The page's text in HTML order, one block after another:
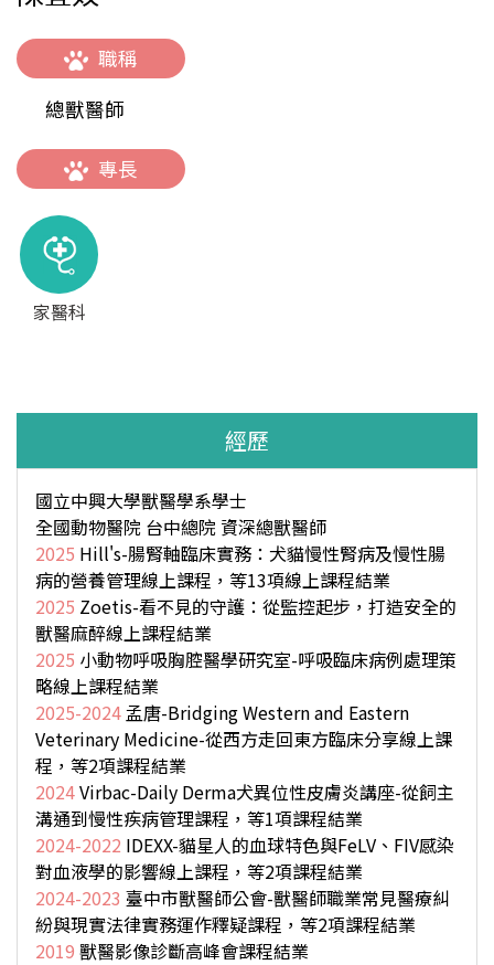
職稱
總獸醫師
專長
家醫科
經歷
國立中興大學獸醫學系學士
全國動物醫院 台中總院 資深總獸醫師
2025 Hill's-腸腎軸臨床實務：犬貓慢性腎病及慢性腸
病的營養管理線上課程，等13項線上課程結業
2025 Zoetis-看不見的守護：從監控起步，打造安全的
獸醫麻醉線上課程結業
2025 小動物呼吸胸腔醫學研究室-呼吸臨床病例處理策
略線上課程結業
2025-2024孟唐-Bridging Western and Eastern
Veterinary Medicine-從西方走回東方臨床分享線上課
程，等2項課程結業
2024Virbac-Daily Derma犬異位性皮膚炎講座-從飼主
溝通到慢性疾病管理課程，等1項課程結業
2024-2022 IDEXX-貓星人的血球特色與FeLV、FIV感染
對血液學的影響線上課程，等2項課程結業
2024-2023 臺中市獸醫師公會-獸醫師職業常見醫療糾
紛與現實法律實務運作釋疑課程，等2項課程結業
2019 獸醫影像診斷高峰會課程結業